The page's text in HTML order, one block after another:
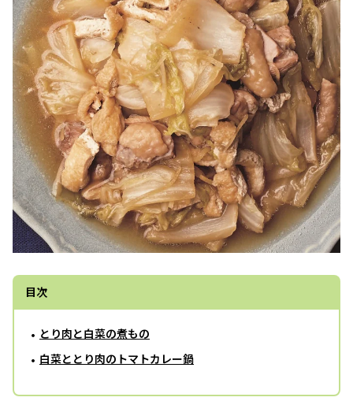
目次
とり肉と白菜の煮もの
白菜ととり肉のトマトカレー鍋